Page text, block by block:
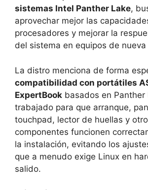
sistemas Intel Panther Lake,
aprovechar mejor las
procesadores y mejorar la
del sistema en equipos de
La distro menciona de forma
compatibilidad con portátiles
ExpertBook basados en Panther
trabajado para que arranque,
touchpad, lector de huellas y
componentes funcionen
la instalación, evitando los
que a menudo exige Linux en
salido.